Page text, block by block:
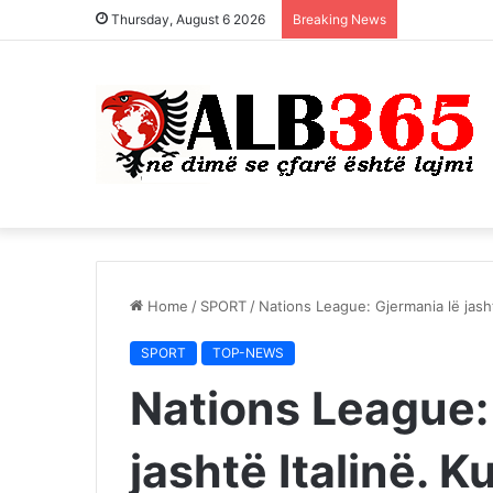
Thursday, August 6 2026 Breaking News
Home / SPORT / Nations League: Gjermania lë
SPORT TOP-NEWS
Nations
jashtë Italinë.